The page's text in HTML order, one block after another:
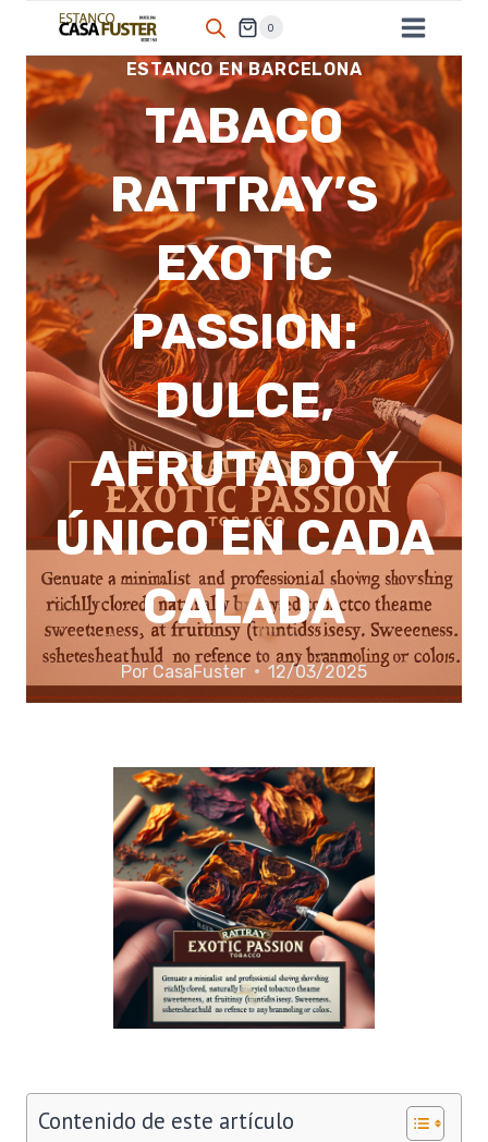
contenido
0
ESTANCO EN BARCELONA
TABACO
RATTRAY’S
EXOTIC
PASSION:
DULCE,
AFRUTADO Y
ÚNICO EN CADA
CALADA
Por CasaFuster 12/03/2025
Contenido de este artículo